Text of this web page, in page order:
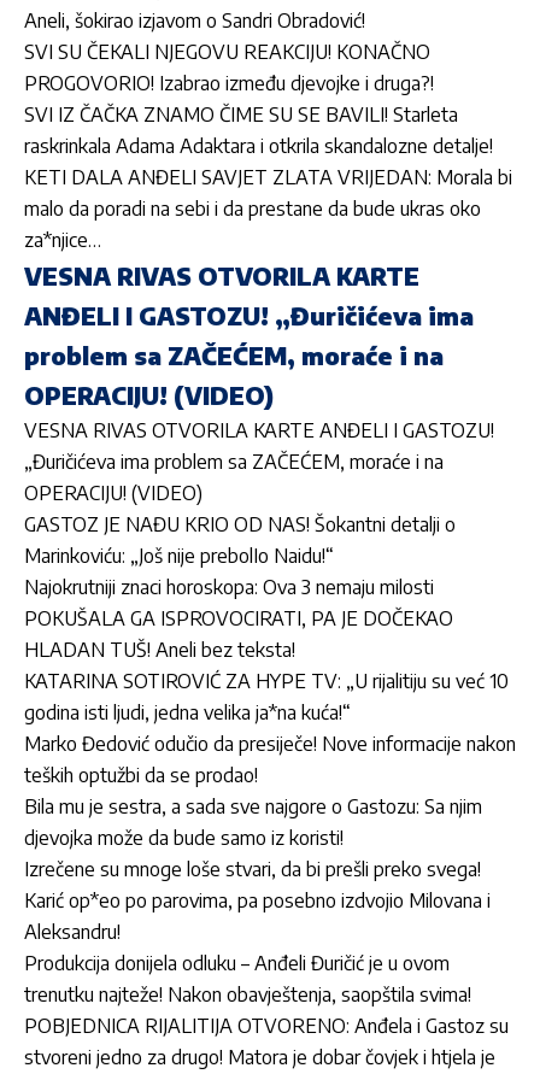
Aneli, šokirao izjavom o Sandri Obradović!
SVI SU ČEKALI NJEGOVU REAKCIJU! KONAČNO
PROGOVORIO! Izabrao između djevojke i druga?!
SVI IZ ČAČKA ZNAMO ČIME SU SE BAVILI! Starleta
raskrinkala Adama Adaktara i otkrila skandalozne detalje!
KETI DALA ANĐELI SAVJET ZLATA VRIJEDAN: Morala bi
malo da poradi na sebi i da prestane da bude ukras oko
za*njice…
VESNA RIVAS OTVORILA KARTE
ANĐELI I GASTOZU! „Đuričićeva ima
problem sa ZAČEĆEM, moraće i na
OPERACIJU! (VIDEO)
VESNA RIVAS OTVORILA KARTE ANĐELI I GASTOZU!
„Đuričićeva ima problem sa ZAČEĆEM, moraće i na
OPERACIJU! (VIDEO)
GASTOZ JE NAĐU KRIO OD NAS! Šokantni detalji o
Marinkoviću: „Još nije prebolIo Naidu!“
Najokrutniji znaci horoskopa: Ova 3 nemaju milosti
POKUŠALA GA ISPROVOCIRATI, PA JE DOČEKAO
HLADAN TUŠ! Aneli bez teksta!
KATARINA SOTIROVIĆ ZA HYPE TV: „U rijalitiju su već 10
godina isti ljudi, jedna velika ja*na kuća!“
Marko Đedović odučio da presiječe! Nove informacije nakon
teških optužbi da se prodao!
Bila mu je sestra, a sada sve najgore o Gastozu: Sa njim
djevojka može da bude samo iz koristi!
Izrečene su mnoge loše stvari, da bi prešli preko svega!
Karić op*eo po parovima, pa posebno izdvojio Milovana i
Aleksandru!
Produkcija donijela odluku – Anđeli Đuričić je u ovom
trenutku najteže! Nakon obavještenja, saopštila svima!
POBJEDNICA RIJALITIJA OTVORENO: Anđela i Gastoz su
stvoreni jedno za drugo! Matora je dobar čovjek i htjela je